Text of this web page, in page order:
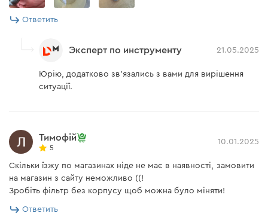
Ответить
Эксперт по инструменту 21.05.2025
Юрію, додатково зв'язались з вами для вирішення
ситуації.
Тимофій
5
10.01.2025
Скільки їзжу по магазинах ніде не має в наявності, замовити
на магазин з сайту неможливо ((!
Зробіть фільтр без корпусу щоб можна було міняти!
Ответить